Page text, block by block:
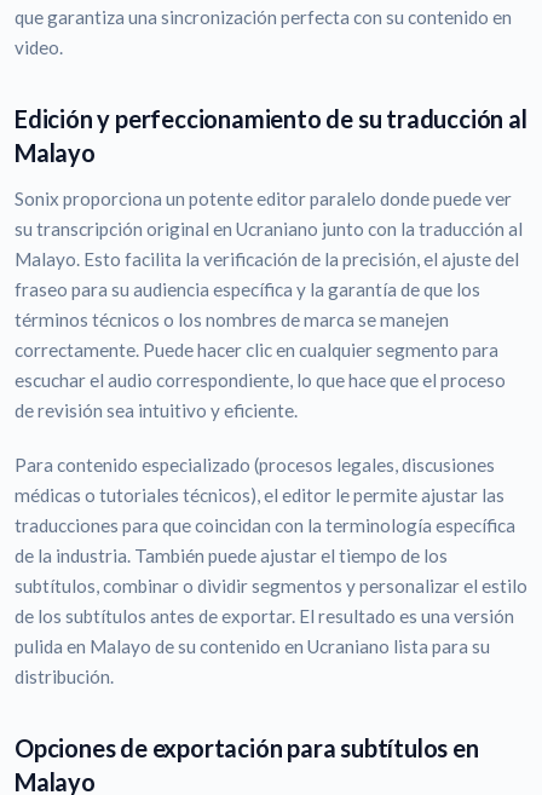
que garantiza una sincronización perfecta con su contenido en
video.
Edición y perfeccionamiento de su traducción al
Malayo
Sonix proporciona un potente editor paralelo donde puede ver
su transcripción original en Ucraniano junto con la traducción al
Malayo. Esto facilita la verificación de la precisión, el ajuste del
fraseo para su audiencia específica y la garantía de que los
términos técnicos o los nombres de marca se manejen
correctamente. Puede hacer clic en cualquier segmento para
escuchar el audio correspondiente, lo que hace que el proceso
de revisión sea intuitivo y eficiente.
Para contenido especializado (procesos legales, discusiones
médicas o tutoriales técnicos), el editor le permite ajustar las
traducciones para que coincidan con la terminología específica
de la industria. También puede ajustar el tiempo de los
subtítulos, combinar o dividir segmentos y personalizar el estilo
de los subtítulos antes de exportar. El resultado es una versión
pulida en Malayo de su contenido en Ucraniano lista para su
distribución.
Opciones de exportación para subtítulos en
Malayo